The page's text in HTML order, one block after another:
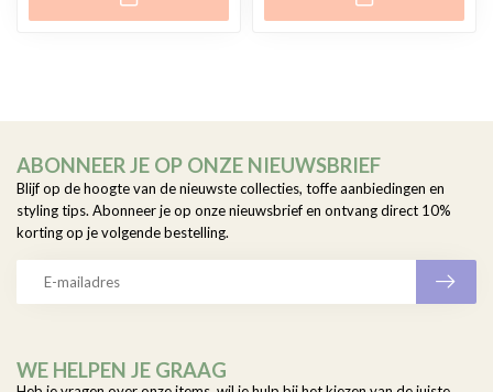
WE HELPEN JE GRAAG
ABONNEER JE OP ONZE NIEUWSBRIEF
Blijf op de hoogte van de nieuwste collecties, toffe aanbiedingen en
styling tips. Abonneer je op onze nieuwsbrief en ontvang direct 10%
korting op je volgende bestelling.